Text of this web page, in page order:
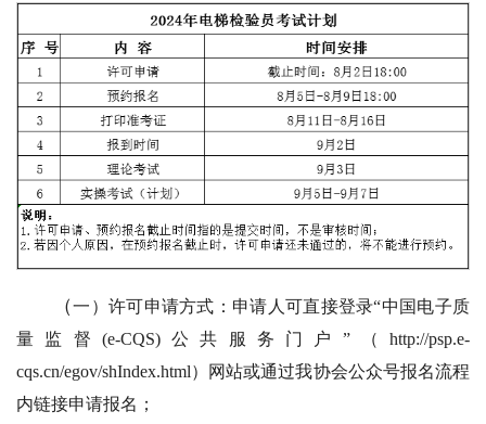
（一）许可申请方式：申请人可直接登录“中国电子质
量监督(e-CQS)公共服务门户”（http://psp.e-
cqs.cn/egov/shIndex.html）网站或通过我协会公众号报名流程
内链接申请报名；